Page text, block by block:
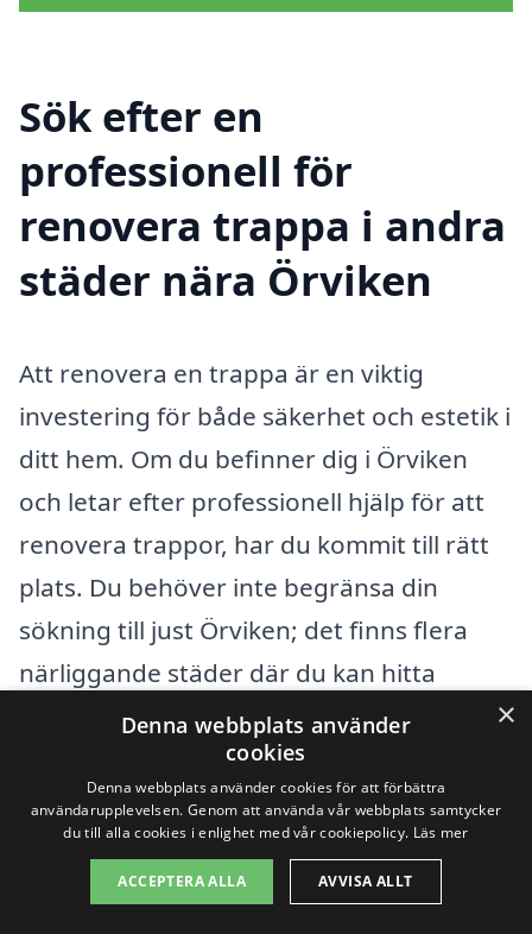
Sök efter en
professionell för
renovera trappa i andra
städer nära Örviken
Att renovera en trappa är en viktig
investering för både säkerhet och estetik i
ditt hem. Om du befinner dig i Örviken
och letar efter professionell hjälp för att
renovera trappor, har du kommit till rätt
plats. Du behöver inte begränsa din
sökning till just Örviken; det finns flera
närliggande städer där du kan hitta
kvalificerade hantverkare som kan hjälpa
dig med ditt projekt. Här är några av de
städer som ligger nära Örviken:
Skellefteå
×
Denna webbplats använder
cookies
Denna webbplats använder cookies för att förbättra
användarupplevelsen. Genom att använda vår webbplats samtycker
du till alla cookies i enlighet med vår cookiepolicy. Läs mer
ACCEPTERA ALLA AVVISA ALLT